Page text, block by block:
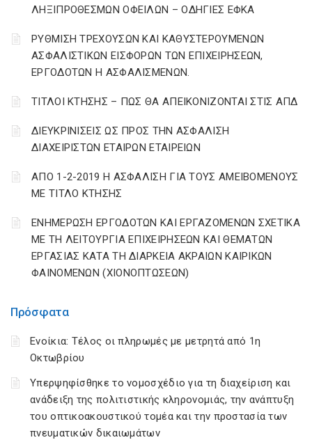
Πρόσφατα
Ενοίκια: Τέλος οι πληρωμές με μετρητά από 1η
Οκτωβρίου
Υπερψηφίσθηκε το νομοσχέδιο για τη διαχείριση και
ανάδειξη της πολιτιστικής κληρονομιάς, την ανάπτυξη
του οπτικοακουστικού τομέα και την προστασία των
πνευματικών δικαιωμάτων
ΛΗΞΙΠΡΟΘΕΣΜΩΝ ΟΦΕΙΛΩΝ – ΟΔΗΓΙΕΣ ΕΦΚΑ
ΡΥΘΜΙΣΗ ΤΡΕΧΟΥΣΩΝ ΚΑΙ ΚΑΘΥΣΤΕΡΟΥΜΕΝΩΝ
ΑΣΦΑΛΙΣΤΙΚΩΝ ΕΙΣΦΟΡΩΝ ΤΩΝ ΕΠΙΧΕΙΡΗΣΕΩΝ,
ΕΡΓΟΔΟΤΩΝ Η ΑΣΦΑΛΙΣΜΕΝΩΝ.
ΤΙΤΛΟΙ ΚΤΗΣΗΣ – ΠΩΣ ΘΑ ΑΠΕΙΚΟΝΙΖΟΝΤΑΙ ΣΤΙΣ ΑΠΔ
ΔΙΕΥΚΡΙΝΙΣΕΙΣ ΩΣ ΠΡΟΣ ΤΗΝ ΑΣΦΑΛΙΣΗ
ΔΙΑΧΕΙΡΙΣΤΩΝ ΕΤΑΙΡΩΝ ΕΤΑΙΡΕΙΩΝ
ΑΠΟ 1-2-2019 Η ΑΣΦΑΛΙΣΗ ΓΙΑ ΤΟΥΣ ΑΜΕΙΒΟΜΕΝΟΥΣ
ΜΕ ΤΙΤΛΟ ΚΤΗΣΗΣ
ΕΝΗΜΕΡΩΣΗ ΕΡΓΟΔΟΤΩΝ ΚΑΙ ΕΡΓΑΖΟΜΕΝΩΝ ΣΧΕΤΙΚΑ
ΜΕ ΤΗ ΛΕΙΤΟΥΡΓΙΑ ΕΠΙΧΕΙΡΗΣΕΩΝ ΚΑΙ ΘΕΜΑΤΩΝ
ΕΡΓΑΣΙΑΣ ΚΑΤΑ ΤΗ ΔΙΑΡΚΕΙΑ ΑΚΡΑΙΩΝ ΚΑΙΡΙΚΩΝ
ΦΑΙΝΟΜΕΝΩΝ (ΧΙΟΝΟΠΤΩΣΕΩΝ)